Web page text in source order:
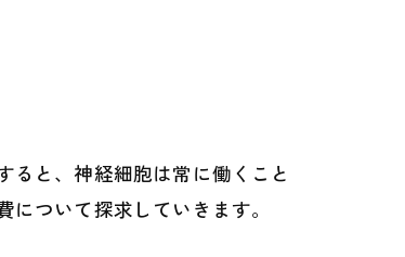
ると、神経細胞は常に働くこと
ついて探求していきます。